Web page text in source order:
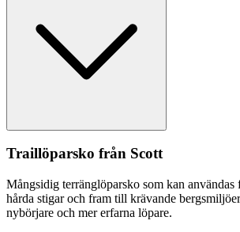
Traillöparsko från Scott
Mångsidig terränglöparsko som kan
hårda stigar och fram till krävande
nybörjare och mer erfarna löpare.